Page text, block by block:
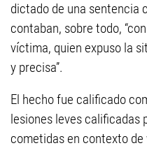
dictado de una sentencia
contaban, sobre todo,
víctima, quien expuso la
y precisa”.
El hecho fue calificado
lesiones leves calificadas
cometidas en contexto de